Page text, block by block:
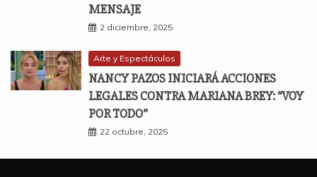
MENSAJE
2 diciembre, 2025
Arte y Espectáculos
NANCY PAZOS INICIARÁ ACCIONES
LEGALES CONTRA MARIANA BREY: “VOY
POR TODO”
22 octubre, 2025